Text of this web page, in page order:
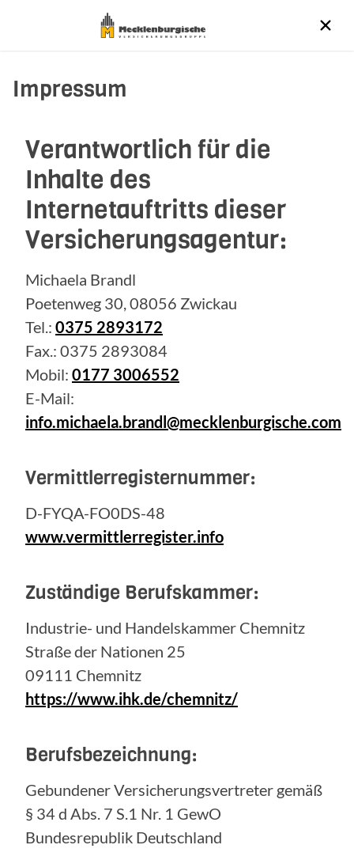
Impressum
Verantwortlich für die
Inhalte des
Internetauftritts dieser
Versicherungsagentur:
Michaela Brandl
Poetenweg 30, 08056 Zwickau
Tel.: 0375 2893172
Fax.: 0375 2893084
Mobil: 0177 3006552
E-Mail:
info.michaela.brandl@mecklenburgische.com
Vermittlerregisternummer:
D-FYQA-FO0DS-48
www.vermittlerregister.info
Zuständige Berufskammer:
Industrie- und Handelskammer Chemnitz
Straße der Nationen 25
09111 Chemnitz
https://www.ihk.de/chemnitz/
Berufsbezeichnung:
Gebundener Versicherungsvertreter gemäß
§ 34 d Abs. 7 S.1 Nr. 1 GewO
Bundesrepublik Deutschland